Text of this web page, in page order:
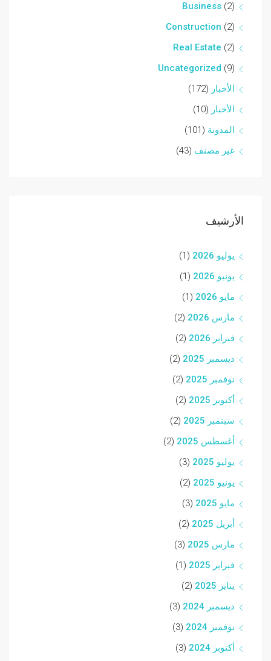
Business (2)
Construction (2)
Real Estate (2)
Uncategorized (9)
الأخبار (172)
الأخبار (10)
المدونة (101)
غير مصنف (43)
الأرشيف
يوليو 2026
(1)
يونيو 2026
(1)
مايو 2026
(1)
مارس 2026
(2)
فبراير 2026
(2)
ديسمبر 2025
(2)
نوفمبر 2025
(2)
أكتوبر 2025
(2)
سبتمبر 2025
(2)
أغسطس 2025
(2)
يوليو 2025
(3)
يونيو 2025
(2)
مايو 2025
(3)
أبريل 2025
(2)
مارس 2025
(3)
فبراير 2025
(1)
يناير 2025
(2)
ديسمبر 2024
(3)
نوفمبر 2024
(3)
أكتوبر 2024
(3)